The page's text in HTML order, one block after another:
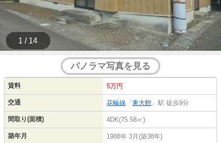
1 / 14
パノラマ写真を見る
賃料 5万円
交通 花輪線 「 東大館 」駅 徒歩9分
間取り(面積) 4DK(75.58㎡)
築年月 1988年 3月(築38年)